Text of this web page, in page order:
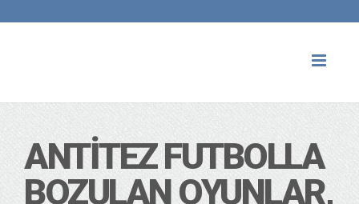
ANTITEZ FUTBOLLA
BOZULAN OYUNLAR,